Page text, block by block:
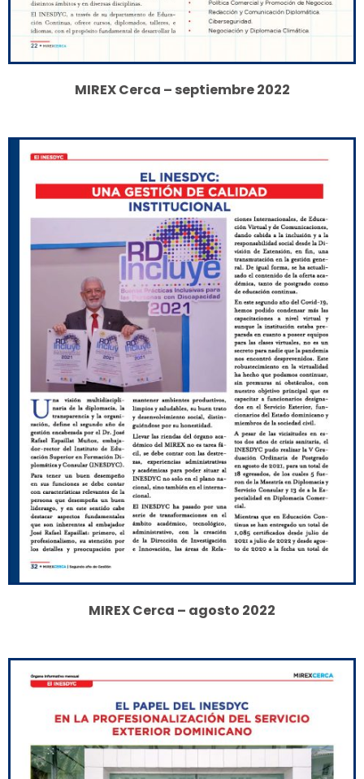
MIREX Cerca – septiembre 2022
MIREX Cerca – agosto 2022